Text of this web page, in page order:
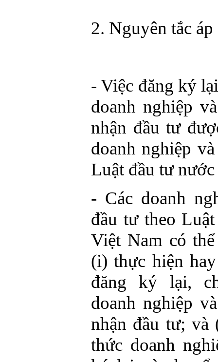
2. Nguyên tắc
- Việc đăng ký
doanh nghiệp
nhận đầu tư
doanh nghiệp
Luật đầu tư
- Các doanh
đầu tư theo
Việt Nam có
(i) thực hiện
đăng ký lại,
doanh nghiệp
nhận đầu tư;
thức doanh